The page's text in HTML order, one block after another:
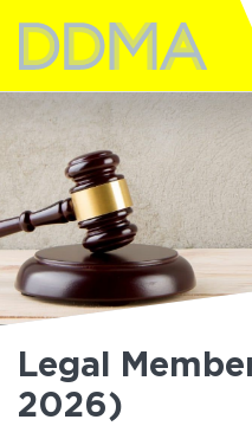
Legal
2026)